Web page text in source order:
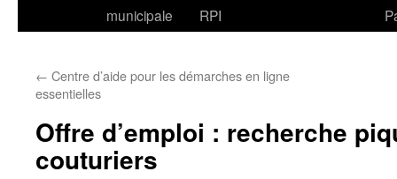
municipale
RPI
← Centre d’aide pour les démarches en ligne
essentielles
Offre d’emploi : recherche
couturiers